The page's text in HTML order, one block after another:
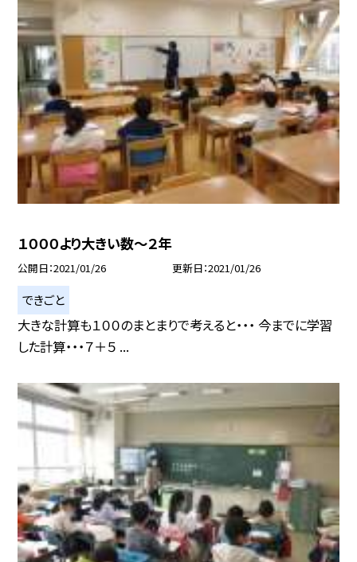
１０００より大きい数〜２年
公開日 2021/01/26 更新日 2021/01/26
できごと
大きな計算も１００のまとまりで考えると・・・ 今までに学習
した計算・・・７＋５ ...